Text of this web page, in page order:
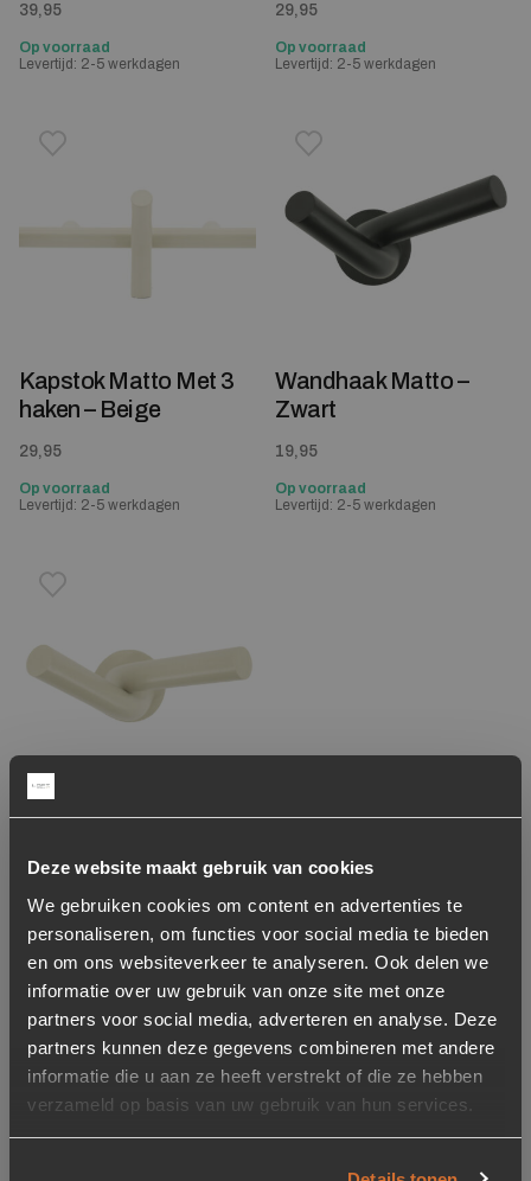
Deze website maakt gebruik van cookies
We gebruiken cookies om content en advertenties te
personaliseren, om functies voor social media te bieden
en om ons websiteverkeer te analyseren. Ook delen we
informatie over uw gebruik van onze site met onze
partners voor social media, adverteren en analyse. Deze
partners kunnen deze gegevens combineren met andere
informatie die u aan ze heeft verstrekt of die ze hebben
verzameld op basis van uw gebruik van hun services.
39,95
Op voorraad
Levertijd: 2-5 werkdagen
29,95
Op voorraad
Levertijd: 2-5 werkdagen
Toevoegen aan verlanglijstje
Verwijderen van verlanglijst
Kapstok Matto Met 3
haken – Beige
29,95
Op voorraad
Levertijd: 2-5 werkdagen
Toevoegen aan
Verwijderen van verlanglijst
Wandhaak Matto –
Zwart
19,95
Op voorraad
Levertijd: 2-5 werkdagen
Toevoegen aan verlanglijstje
Verwijderen van verlanglijst
Wandhaak Matto –
Op voorraad
Levertijd: 2-5 werkdagen
per pagina
Kapstokken in verschillende vormen